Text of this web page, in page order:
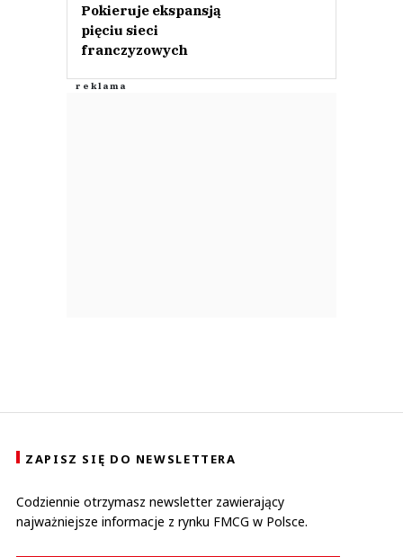
Pokieruje ekspansją
pięciu sieci
franczyzowych
ZAPISZ SIĘ DO NEWSLETTERA
Codziennie otrzymasz newsletter zawierający
najważniejsze informacje z rynku FMCG w Polsce.